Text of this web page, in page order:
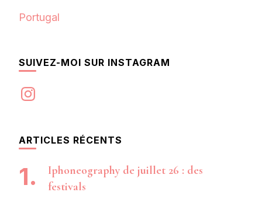
Portugal
SUIVEZ-MOI SUR INSTAGRAM
Instagram
ARTICLES RÉCENTS
Iphoneography de juillet 26 : des
festivals